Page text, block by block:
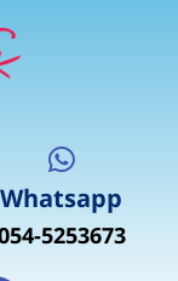
Whatsapp
5253673